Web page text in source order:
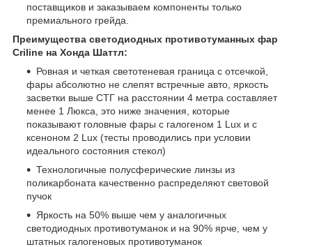
поставщиков и заказываем компоненты только
премиального грейда.
Преимущества светодиодных противотуманных фар
Criline на Хонда Шаттл:
Ровная и четкая светотеневая граница с отсечкой,
фары абсолютно не слепят встречные авто, яркость
засветки выше СТГ на расстоянии 4 метра составляет
менее 1 Люкса, это ниже значения, которые
показывают головные фары с галогеном 1 Lux и с
ксеноном 2 Lux (тесты проводились при условии
идеального состояния стекол)
Технологичные полусферические линзы из
поликарбоната качественно распределяют световой
пучок
Яркость на 50% выше чем у аналогичных
светодиодных противотуманок и на 90% ярче, чем у
штатных галогеновых противотуманок